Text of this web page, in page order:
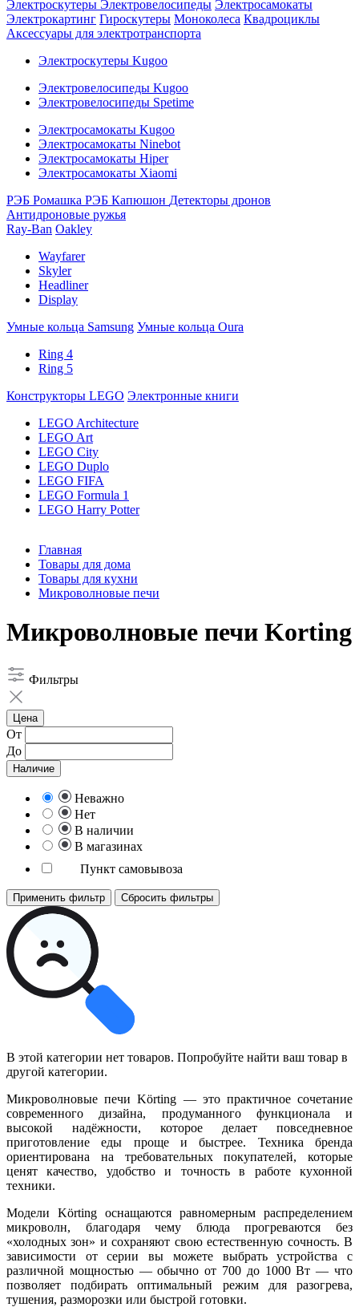
Электроскутеры Электровелосипеды Электросамокаты
Электрокартинг Гироскутеры Моноколеса Квадроциклы
Аксессуары для электротранспорта
Электроскутеры Kugoo
Электровелосипеды Kugoo
Электровелосипеды Spetime
Электросамокаты Kugoo
Электросамокаты Ninebot
Электросамокаты Hiper
Электросамокаты Xiaomi
РЭБ Ромашка РЭБ Капюшон Детекторы дронов
Антидроновые ружья
Ray-Ban Oakley
Wayfarer
Skyler
Headliner
Display
Умные кольца Samsung Умные кольца Oura
Ring 4
Ring 5
Конструкторы LEGO Электронные книги
LEGO Architecture
LEGO Art
LEGO City
LEGO Duplo
LEGO FIFA
LEGO Formula 1
LEGO Harry Potter
Главная
Товары для дома
Товары для кухни
Микроволновые печи
Микроволновые печи Korting
Фильтры
Цена
От
До
Наличие
Неважно
Нет
В наличии
В магазинах
Пункт самовывоза
Применить фильтр Сбросить фильтры
В этой категории нет товаров. Попробуйте найти ваш товар в
другой категории.
Микроволновые печи Körting — это практичное сочетание
современного дизайна, продуманного функционала и
высокой надёжности, которое делает повседневное
приготовление еды проще и быстрее. Техника бренда
ориентирована на требовательных покупателей, которые
ценят качество, удобство и точность в работе кухонной
техники.
Модели Körting оснащаются равномерным распределением
микроволн, благодаря чему блюда прогреваются без
«холодных зон» и сохраняют свою естественную сочность. В
зависимости от серии вы можете выбрать устройства с
различной мощностью — обычно от 700 до 1000 Вт — что
позволяет подбирать оптимальный режим для разогрева,
тушения, разморозки или быстрой готовки.